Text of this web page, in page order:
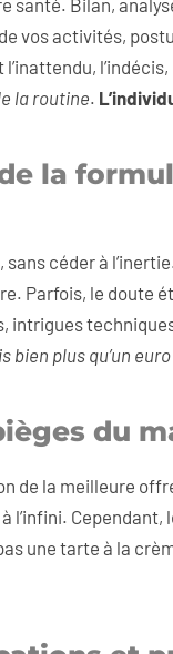
Bilan,
vos activités,
la routine.
la
céder à
Parfois, le doute
intrigues
plus qu’un
du
de la meilleure
Cependant,
une tarte à la